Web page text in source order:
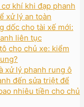
khí khi đạp phanh
xử lý an toàn
dốc cho tài xế mới:
liên tục
cho chủ xe: kiểm
xử lý phanh rung ô
đến sửa triệt để
nhiêu tiền cho chủ